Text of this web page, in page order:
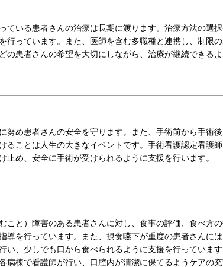
ている患者さんの治療は長期に渡ります。治療方法の選
行っています。また、医師を含む多職種と連携し、制限
の患者さんの希望を大切にしながら、治療が継続できるよ
努め患者さんの安全を守ります。また、手術前から手術
ることは人生の大きなイベントです。手術看護認定看護
止め、安全に手術が受けられるように支援を行います。
こと）障害のある患者さんに対し、食事の評価、食べ方
導を行っています。また、摂食嚥下が重度の患者さんに
い、少しでも口から食べられるように支援を行っていま
病棟で看護師が行い、口腔内が清潔に保てるようケアの